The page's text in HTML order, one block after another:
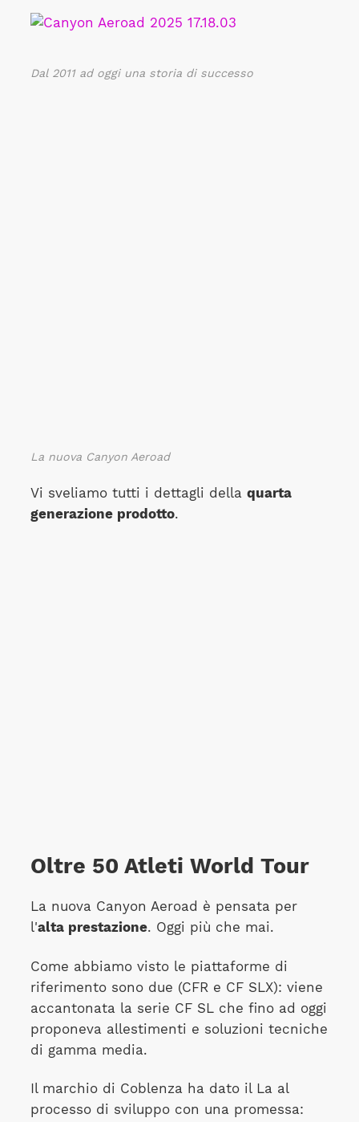
Dal 2011 ad oggi una storia di successo
La nuova Canyon Aeroad
Vi sveliamo tutti i dettagli della quarta
generazione prodotto.
Oltre 50 Atleti World Tour
La nuova Canyon Aeroad è pensata per
l'alta prestazione. Oggi più che mai.
Come abbiamo visto le piattaforme di
riferimento sono due (CFR e CF SLX): viene
accantonata la serie CF SL che fino ad oggi
proponeva allestimenti e soluzioni tecniche
di gamma media.
Il marchio di Coblenza ha dato il La al
processo di sviluppo con una promessa: